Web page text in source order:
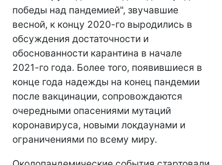
победы над пандемией", звучавшие
весной, к концу 2020-го выродились в
обсуждения достаточности и
обоснованности карантина в начале
2021-го года. Более того, появившиеся в
конце года надежды на конец пандемии
после вакцинации, сопровождаются
очередными опасениями мутаций
коронавируса, новыми локдаунами и
ограничениями по всему миру.